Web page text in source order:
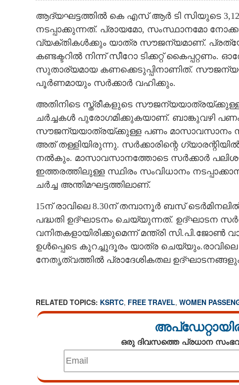
ആദ്യഘട്ടത്തിൽ കെ എസ് ആർ ടി സിയുടെ
നടപ്പാക്കുന്നത്. പ്രായമോ, സംസ്ഥാനമോ
വ്യക്തികൾക്കും യാത്ര സൗജന്യമാണ്.
കണ്ടക്ടറിൽ നിന്ന് സീറോ ടിക്കറ്റ്
സുതാര്യമായ കണക്കെടുപ്പിനാണിത്.
പൂർണമായും സർക്കാർ വഹിക്കും.
അതിനിടെ സ്ത്രീകളുടെ
ചർച്ചകൾ പുരോഗമിക്കുകയാണ്.
സൗജന്യയാത്രയ്ക്കുള്ള പണം മാസാവസാനം
അത് തള്ളിയിരുന്നു. സർക്കാരിന്റെ
നൽകും. മാസാവസാനത്തോടെ സർക്കാർ
ഇത്തരത്തിലുള്ള സ്ഥിരം സംവിധാനം
ചർച്ച അന്തിമഘട്ടത്തിലാണ്.
15ന് രാവിലെ 8.30ന് തമ്പാനൂർ ബസ്
പദ്ധതി ഉദ്ഘാടനം ചെയ്യുന്നത്. ഉദ്ഘാടന
വനിതകളായിരിക്കുമെന്ന് മന്ത്രി സി.പി.ജോൺ
ഉൾപ്പെടെ കുറച്ചുദൂരം യാത്ര
നേതൃത്വത്തിൽ പ്രാദേശികതല
RELATED TOPICS: KSRTC, FREE TRAVEL, WOMEN
ഒരു ദിവസത്തെ പ്രധാന